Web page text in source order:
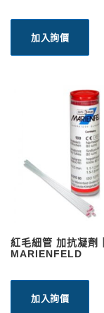
加入詢價
紅毛細管 加抗凝劑｜
MARIENFELD
加入詢價